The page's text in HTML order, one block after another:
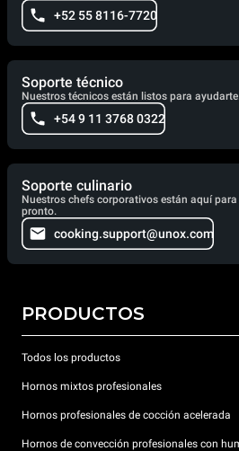
+52 55 8116-7720
Soporte técnico
Nuestros técnicos están listos para
+54 9 11 3768 0322
Soporte culinario
Nuestros chefs corporativos están aquí
pronto.
cooking.support@unox.com
PRODUCTOS
Todos los productos
Hornos mixtos profesionales
Hornos profesionales de cocción acelerada
Hornos de convección profesionales con